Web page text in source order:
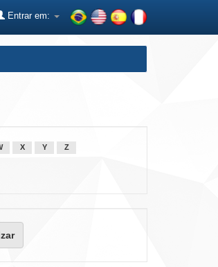
Entrar em:
X Y Z